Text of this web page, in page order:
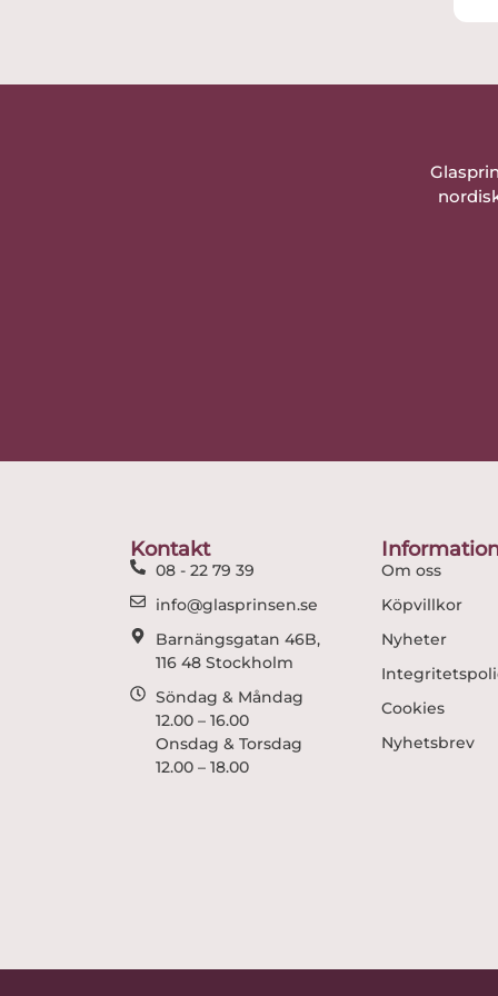
Kontakt
08 - 22 79 39
info@glasprinsen.se
Barnängsgatan 46B,
116 48 Stockholm
Söndag & Måndag
12.00 – 16.00
Onsdag & Torsdag
12.00 – 18.00
Om oss
Köpvillkor
Nyheter
Cookies
Nyhetsbrev